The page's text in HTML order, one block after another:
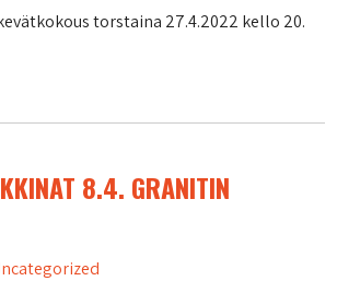
torstaina 27.4.2022 kello 20.
8.4. GRANITIN